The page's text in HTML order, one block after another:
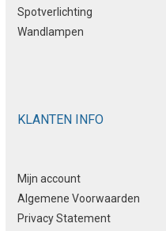
Spotverlichting
Wandlampen
KLANTEN INFO
Mijn account
Algemene Voorwaarden
Privacy Statement